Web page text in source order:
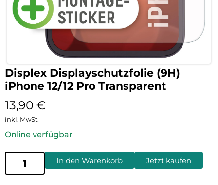
Displex Displayschutzfolie (9H)
iPhone 12/12 Pro Transparent
13,90 €
inkl. MwSt.
Online verfügbar
In den Warenkorb Jetzt kaufen